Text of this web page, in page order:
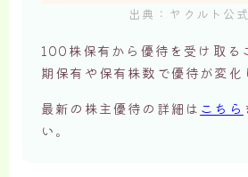
出典：ヤクルト公
100株保有から優待を受け取る
期保有や保有株数で優待が変化
最新の株主優待の詳細は こちら
い。